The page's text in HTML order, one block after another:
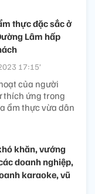
thực đặc sắc ở
Lâm hấp
17:15’
của người
thích ứng trong
ẩm thực vừa dân
khăn, vướng
doanh nghiệp,
karaoke, vũ